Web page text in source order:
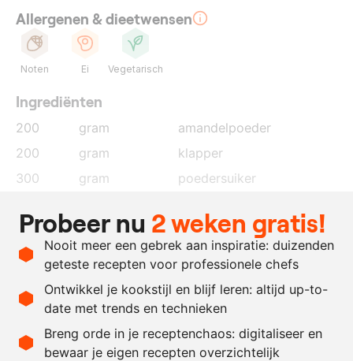
Allergenen & dieetwensen
Noten Ei Vegetarisch
Ingrediënten
200 gram
amandelpoeder
200
gram
klapper
300
gram
poedersuiker
300
gram
suiker
70
gram
water
Recept omrekenen
- +
Probeer nu 2 weken gratis!
Nooit meer een gebrek aan inspiratie: duizenden
geteste recepten voor professionele chefs
Ontwikkel je kookstijl en blijf leren: altijd up-to-
date met trends en technieken
Breng orde in je receptenchaos: digitaliseer en
bewaar je eigen recepten overzichtelijk